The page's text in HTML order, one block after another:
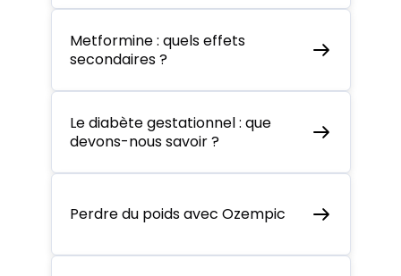
Metformine : quels effets
secondaires ?
Le diabète gestationnel : que
devons-nous savoir ?
Perdre du poids avec Ozempic